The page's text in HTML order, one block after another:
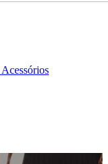
Acessórios